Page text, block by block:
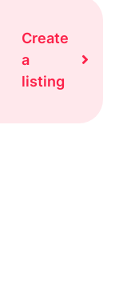
Create
a
listing